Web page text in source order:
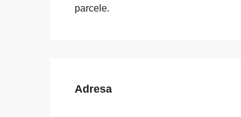
parcele.
Adresa